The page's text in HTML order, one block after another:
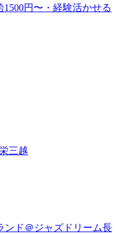
円〜・経験活かせる
三越
ンド＠ジャズドリーム長